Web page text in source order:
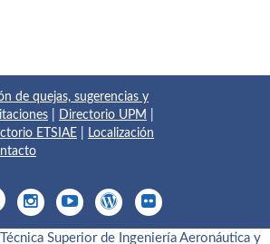
de quejas, sugerencias y
Directorio UPM
ETSIAE
Localización
Superior de Ingeniería Aeronáutica y